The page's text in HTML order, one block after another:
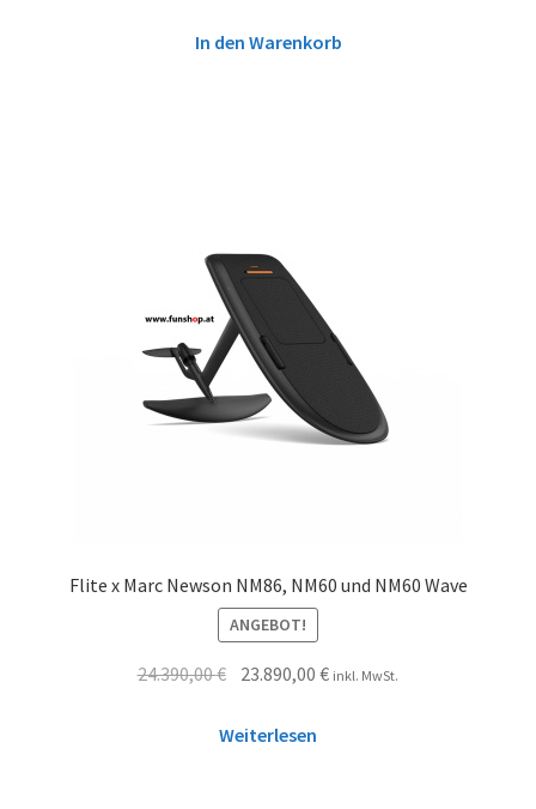
In den Warenkorb
Flite x Marc Newson NM86, NM60 und NM60 Wave
ANGEBOT!
24.390,00€ 23.890,00€ inkl. MwSt.
Weiterlesen